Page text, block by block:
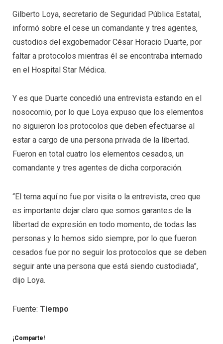
Gilberto Loya, secretario de Seguridad Pública Estatal,
informó sobre el cese un comandante y tres agentes,
custodios del exgobernador César Horacio Duarte, por
faltar a protocolos mientras él se encontraba internado
en el Hospital Star Médica.
Y es que Duarte concedió una entrevista estando en el
nosocomio, por lo que Loya expuso que los elementos
no siguieron los protocolos que deben efectuarse al
estar a cargo de una persona privada de la libertad.
Fueron en total cuatro los elementos cesados, un
comandante y tres agentes de dicha corporación.
“El tema aquí no fue por visita o la entrevista, creo que
es importante dejar claro que somos garantes de la
libertad de expresión en todo momento, de todas las
personas y lo hemos sido siempre, por lo que fueron
cesados fue por no seguir los protocolos que se deben
seguir ante una persona que está siendo custodiada”,
dijo Loya.
Fuente: Tiempo
¡Comparte!